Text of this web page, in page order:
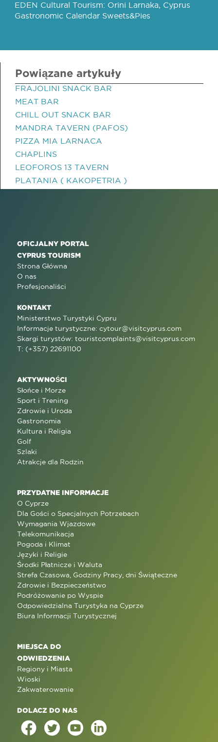
EDEN Cultural Tourism: Orini Larnaka, Cyprus
Gastronomic Calendar Sweets&Pies
Powiązane artykuły
FRAJOLINI SNACK BAR
MEAT BAR
CHILL OUT SNACK BAR
MANDRA TAVERN (PAFOS)
PIZZA MIA LARNACA
CHAPLINS
LEOFOROS 13 TAVERN
PLATANIA ( KAKOPETRIA )
OFICJALNY PORTAL
CYPRUS TOURISM
Strona Główna
O nas
Profesjonaliści
KONTAKT
Ministerstwo Turystyki Cypru
Informacje turystyczne: cytour@visitcyprus.com
Skargi turystów: touristcomplaints@visitcyprus.com
T: (+357) 22691100
AKTYWNOŚCI
Słońce i Morze
Sport i Trening
Zdrowie i Uroda
Gastronomia
Kultura i Religia
Golf
Szlaki
Atrakcje dla Rodzin
PRZYDATNE INFORMACJE
O Cyprze
Dla Gości o Specjalnych Potrzebach
Wymagania Wjazdowe
Telekomunikacja
Pogoda i Klimat
Języki i Religie
Środki Płatnicze i Waluta
Strefa Czasowa, Godziny Pracy, dni Świąteczne
Zdrowie i Bezpieczeństwo
Podróżowanie po Wyspie
Odpowiedzialna Turystyka na Cyprze
Biura Informacji Turystycznej
MIEJSCA DO
ODWIEDZENIA
Regiony i Miasta
Wioski
Zakwaterowanie
DOLACZ DO NAS